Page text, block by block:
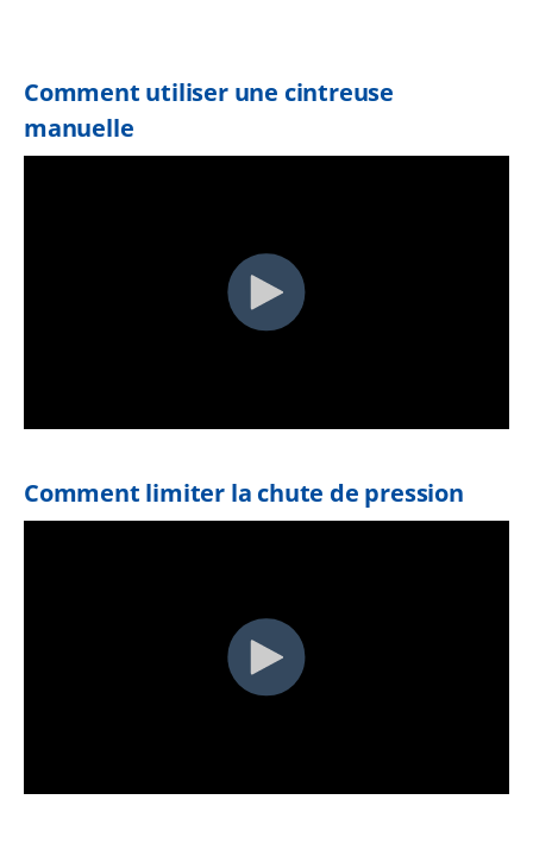
Comment utiliser une cintreuse
manuelle
Comment limiter la chute de pression